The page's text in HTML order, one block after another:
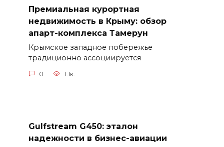
Премиальная курортная
недвижимость в Крыму: обзор
апарт-комплекса Тамерун
Крымское западное побережье
традиционно ассоциируется
0 1.1к.
Gulfstream G450: эталон
надежности в бизнес-авиации